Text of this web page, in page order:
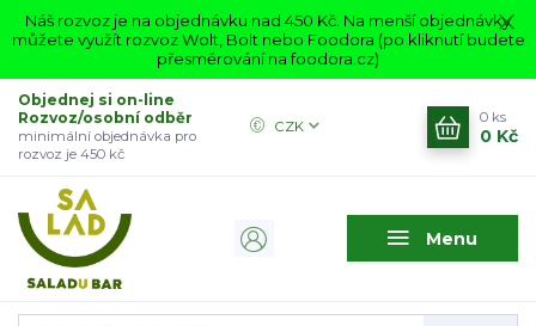
Náš rozvoz je na objednávku nad 450 Kč. Na menší objednávky
můžete využít rozvoz Wolt, Bolt nebo Foodora (po kliknutí budete
přesměrování na foodora.cz)
Menu
CZK
Objednej si on-line
Rozvoz/osobní odběr
minimální objednávka pro
rozvoz je 450 kč
0 ks
0 Kč